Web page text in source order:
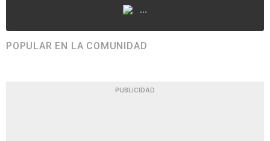
...
POPULAR EN LA COMUNIDAD
PUBLICIDAD